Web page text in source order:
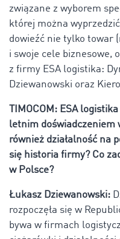
związane z wyborem
której można
dowieźć nie tylko towar
i swoje cele biznesowe,
z firmy ESA logistika:
Dziewanowski oraz
TIMOCOM: ESA
letnim doświadczeniem
również działalność na
się historia firmy? Co
w Polsce?
Łukasz Dziewanowski:
rozpoczęła się w
bywa w firmach